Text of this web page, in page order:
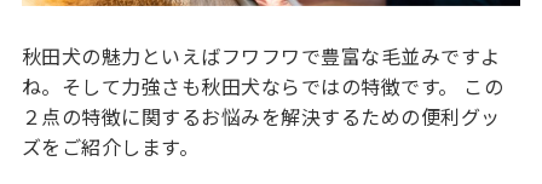
秋田犬の魅力といえばフワフワで豊富な毛並みですよ
ね。そして力強さも秋田犬ならではの特徴です。 この
２点の特徴に関するお悩みを解決するための便利グッ
ズをご紹介します。